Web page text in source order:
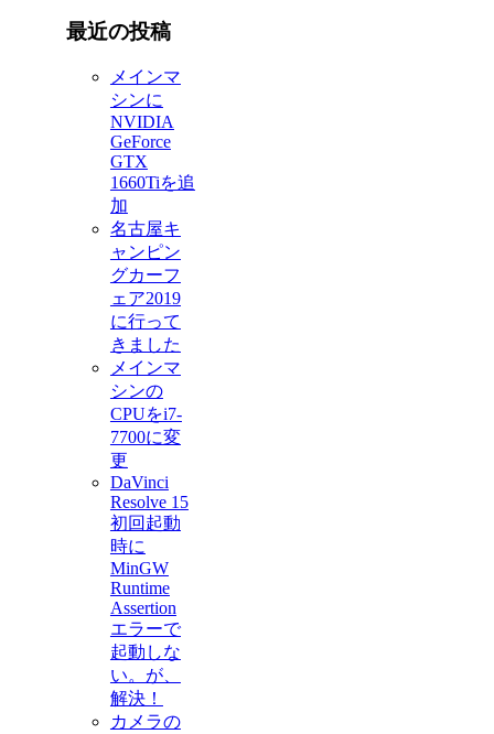
最近の投稿
メインマ
シンに
NVIDIA
GeForce
GTX
1660Tiを追
加
名古屋キ
ャンピン
グカーフ
ェア2019
に行って
きました
メインマ
シンの
CPUをi7-
7700に変
更
DaVinci
Resolve 15
初回起動
時に
MinGW
Runtime
Assertion
エラーで
起動しな
い。が、
解決！
カメラの